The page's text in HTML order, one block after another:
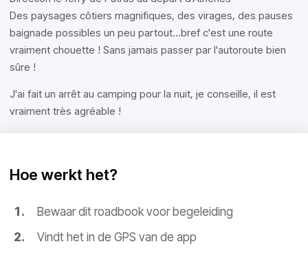
Des paysages côtiers magnifiques, des virages, des pauses
baignade possibles un peu partout...bref c'est une route
vraiment chouette ! Sans jamais passer par l'autoroute bien
sûre !
J'ai fait un arrêt au camping pour la nuit, je conseille, il est
vraiment très agréable !
Hoe werkt het?
Bewaar dit roadbook voor begeleiding
Vindt het in de GPS van de app